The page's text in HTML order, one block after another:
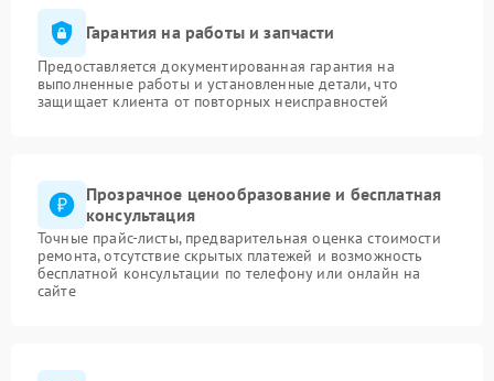
Гарантия на работы и запчасти
Предоставляется документированная гарантия на
выполненные работы и установленные детали, что
защищает клиента от повторных неисправностей
Прозрачное ценообразование и бесплатная
консультация
Точные прайс-листы, предварительная оценка стоимости
ремонта, отсутствие скрытых платежей и возможность
бесплатной консультации по телефону или онлайн на
сайте